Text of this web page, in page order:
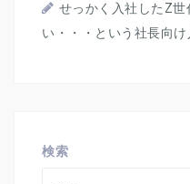
せっかく入社したZ
い・・・という社長向
検索